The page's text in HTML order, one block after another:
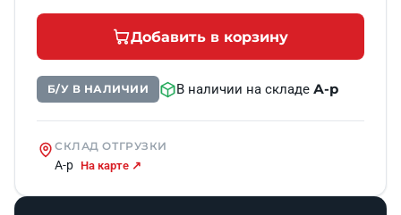
Добавить в корзину
Б/У В НАЛИЧИИ В наличии на складеА-р
СКЛАД ОТГРУЗКИ
А-р На карте ↗